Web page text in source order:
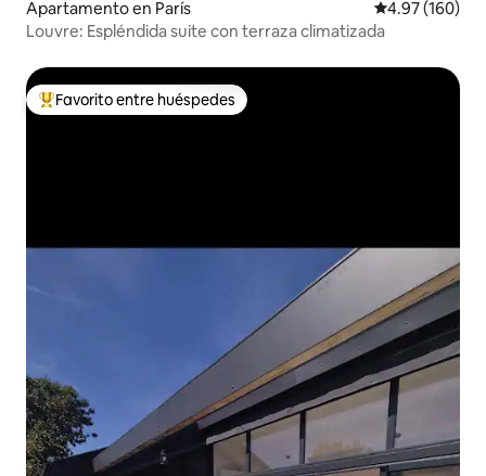
Apartamento en París Calificación
4.97 (160)
Louvre: Espléndida suite con terraza climatizada
Favorito entre huéspedes preferido
Favorito entre huéspedes